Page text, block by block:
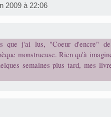
2009 à 22:06
que j'ai lus, "Coeur d'encre"
monstrueuse. Rien qu'à
semaines plus tard, mes